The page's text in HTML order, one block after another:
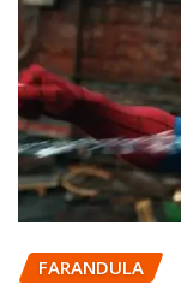
FARANDULA